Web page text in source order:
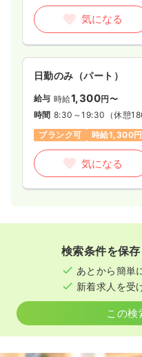
気になる
日勤のみ（パート）
給与 時給1,300円〜
時間 8:30～19:30 （休憩
ブランク可
時給1,300
気になる
検索条件を保
あとから簡単
新着求人を受
この検